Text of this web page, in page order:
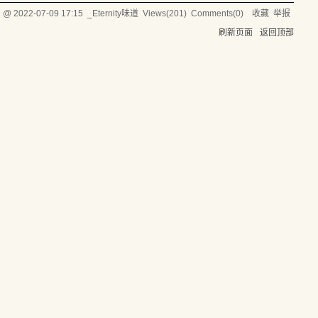
@2022-07-09 17:15 _Eternity味道 Views(201) Comments(0) 收藏 举报
刷新页面
返回顶部